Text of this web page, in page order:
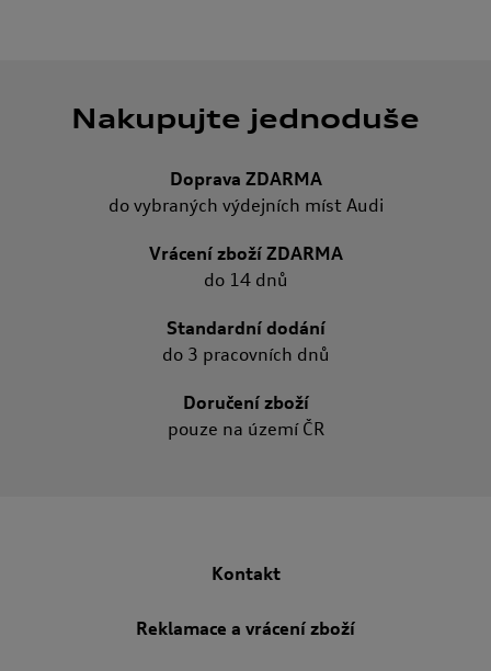
Nakupujte jednoduše
Doprava ZDARMA
do vybraných výdejních míst Audi
Vrácení zboží ZDARMA
do 14 dnů
Standardní dodání
do 3 pracovních dnů
Doručení zboží
pouze na území ČR
Kontakt
Reklamace a vrácení zboží